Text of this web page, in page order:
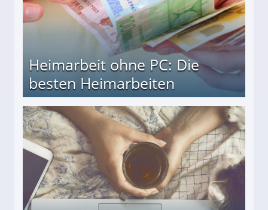
Heimarbeit ohne PC: Die
besten Heimarbeiten